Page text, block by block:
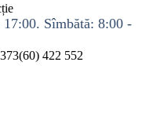
Sîmbătă: 8:00 -
422 552